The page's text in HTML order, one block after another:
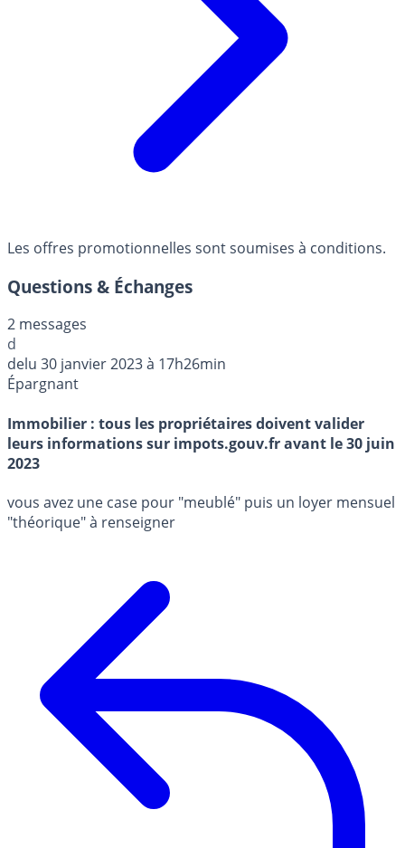
Les offres promotionnelles sont soumises à conditions.
Questions & Échanges
2 messages
d
delu 30 janvier 2023 à 17h26min
Épargnant
Immobilier : tous les propriétaires doivent valider
leurs informations sur impots.gouv.fr avant le 30 juin
2023
vous avez une case pour "meublé" puis un loyer mensuel
"théorique" à renseigner